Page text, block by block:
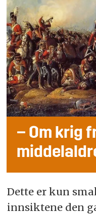
– Om krig
Dette er kun
innsiktene den